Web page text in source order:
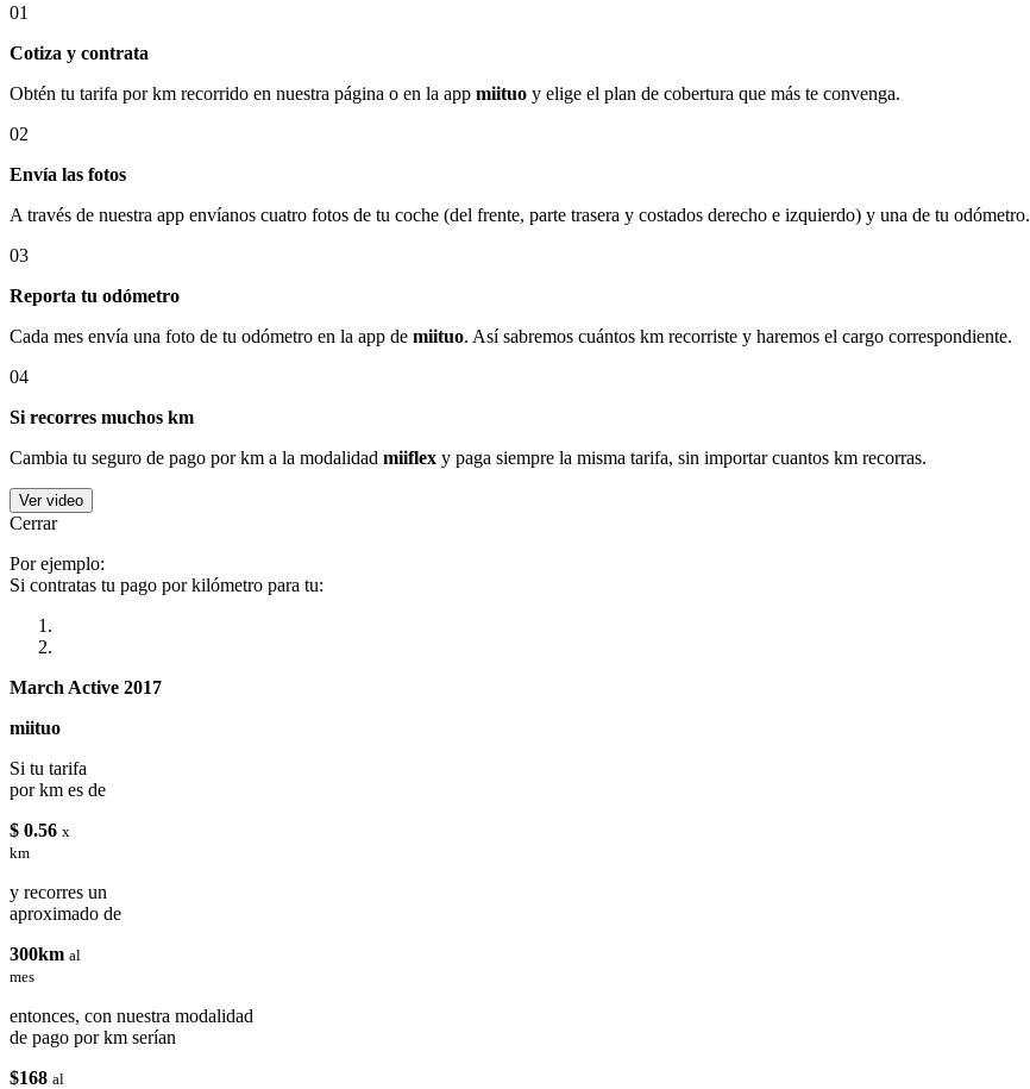
01
Cotiza y contrata
Obtén tu tarifa por km recorrido en nuestra página o en la app miituo y elige el plan de cobertura que más te convenga.
02
Envía las fotos
A través de nuestra app envíanos cuatro fotos de tu coche (del frente, parte trasera y costados derecho e izquierdo) y una de tu odómetro.
03
Reporta tu odómetro
Cada mes envía una foto de tu odómetro en la app de miituo. Así sabremos cuántos km recorriste y haremos el cargo correspondiente.
04
Si recorres muchos km
Cambia tu seguro de pago por km a la modalidad miiflex y paga siempre la misma tarifa, sin importar cuantos km recorras.
Ver video
Cerrar
Por ejemplo:
Si contratas tu pago por kilómetro para tu:
March Active 2017
miituo
Si tu tarifa
por km es de
$ 0.56 x
km
y recorres un
aproximado de
300km al
mes
entonces, con nuestra modalidad
de pago por km serían
$168 al